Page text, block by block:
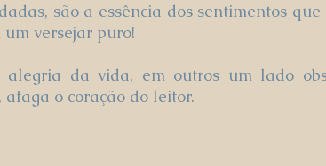
são a essência dos sentimentos
versejar puro!
da vida, em outros um lado
o coração do leitor.